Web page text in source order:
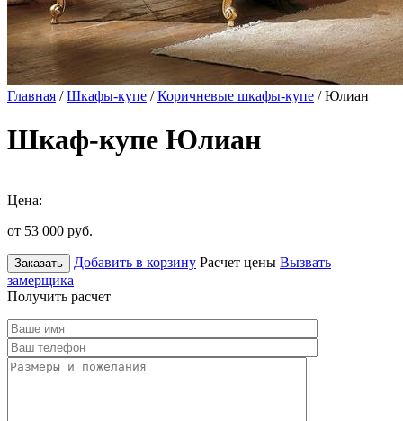
Главная /Шкафы-купе /Коричневые шкафы-купе / Юлиан
Шкаф-купе Юлиан
Цена:
от 53 000 руб.
Заказать Добавить в корзину Расчет цены Вызвать
замерщика
Получить расчет